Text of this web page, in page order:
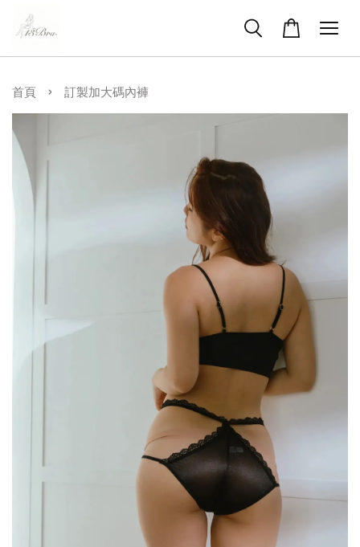
首頁 › 訂製加大碼內褲